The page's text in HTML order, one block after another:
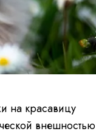
на красавицу
внешностью